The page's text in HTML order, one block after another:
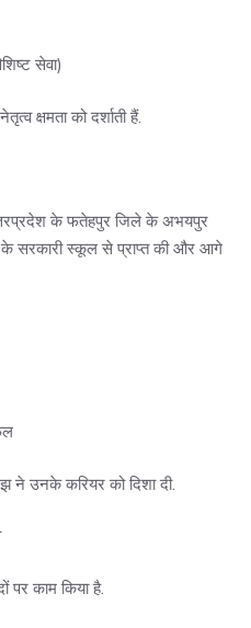
सेवा)
क्षमता को दर्शाती हैं.
के फतेहपुर जिले के अभयपुर
के सरकारी स्कूल से प्राप्त की और आगे
ने उनके करियर को दिशा दी.
पर काम किया है.